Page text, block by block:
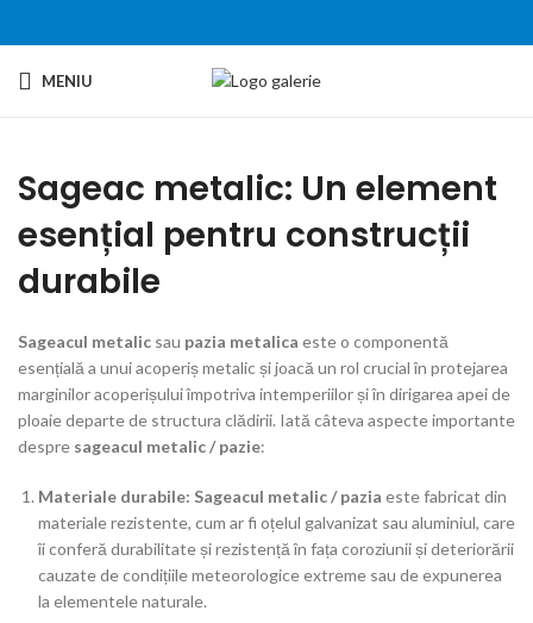
MENIU
Sageac metalic: Un element
esențial pentru construcții
durabile
Sageacul metalic sau pazia metalica este o componentă
esențială a unui acoperiș metalic și joacă un rol crucial în protejarea
marginilor acoperișului împotriva intemperiilor și în dirigarea apei de
ploaie departe de structura clădirii. Iată câteva aspecte importante
despre sageacul metalic / pazie:
Materiale durabile: Sageacul metalic / pazia este fabricat din
materiale rezistente, cum ar fi oțelul galvanizat sau aluminiul, care
îi conferă durabilitate și rezistență în fața coroziunii și deteriorării
cauzate de condițiile meteorologice extreme sau de expunerea
la elementele naturale.